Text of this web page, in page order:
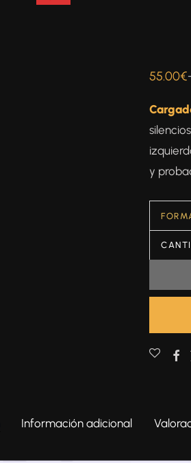
55.00€-
y
Información adicional